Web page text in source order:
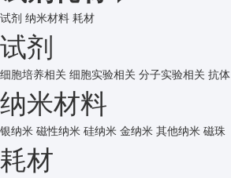
试剂 纳米材料 耗材
试剂
细胞培养相关 细胞实验相关 分子实验相关 抗体
纳米材料
银纳米 磁性纳米 硅纳米 金纳米 其他纳米 磁珠
耗材